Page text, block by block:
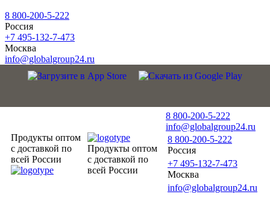
8 800-200-5-222
Россия
+7 495-132-7-473
Москва
info@globalgroup24.ru
Продукты оптом
с доставкой по
всей России
Продукты оптом
с доставкой по
всей России
8 800-200-5-222
info@globalgroup24.ru
8 800-200-5-222
Россия
+7 495-132-7-473
Москва
info@globalgroup24.ru